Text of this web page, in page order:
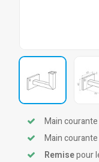
Main courante
Main
Remisepour